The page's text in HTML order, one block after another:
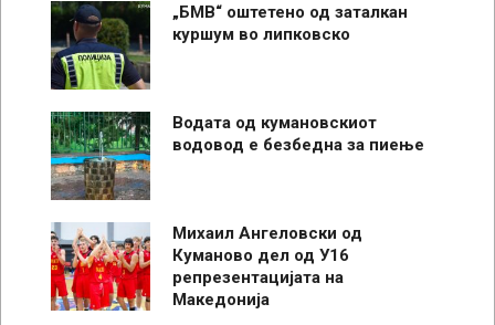
„БМВ“ оштетено од заталкан
куршум во липковско
Водата од кумановскиот
водовод е безбедна за пиење
Михаил Ангеловски од
Куманово дел од У16
репрезентацијата на
Македонија